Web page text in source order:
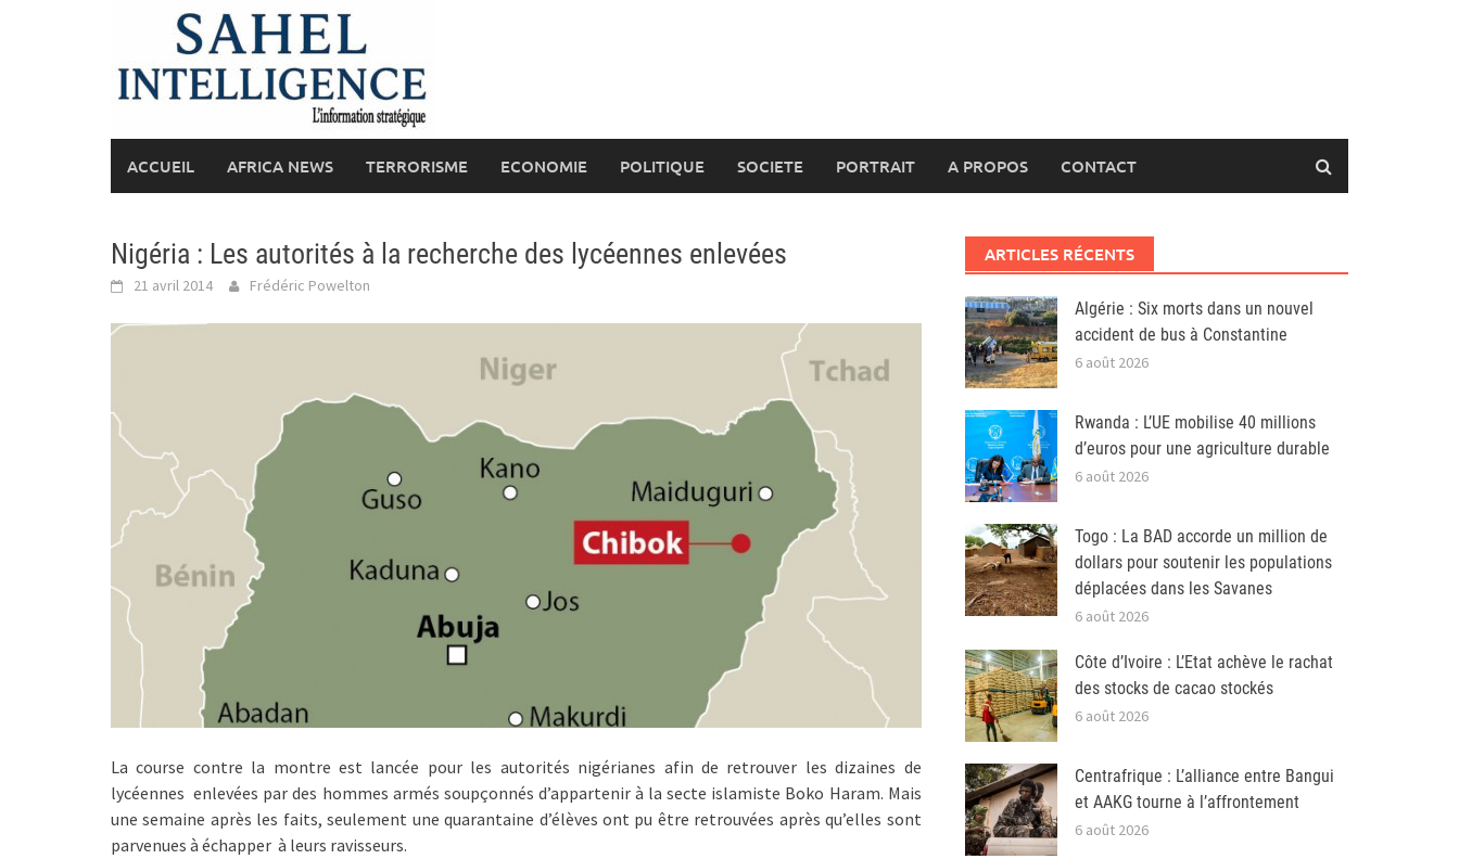
ACCUEIL AFRICA NEWS TERRORISME ECONOMIE POLITIQUE SOCIETE PORTRAIT A PROPOS CONTACT
Nigéria : Les autorités à la recherche des lycéennes enlevées
21 avril 2014 Frédéric Powelton
La course contre la montre est lancée pour les autorités nigérianes afin de retrouver les dizaines de
lycéennes enlevées par des hommes armés soupçonnés d’appartenir à la secte islamiste Boko Haram. Mais
une semaine après les faits, seulement une quarantaine d’élèves ont pu être retrouvées après qu’elles sont
parvenues à échapper à leurs ravisseurs.
ARTICLES RÉCENTS
Algérie : Six morts dans un nouvel
accident de bus à Constantine
6 août 2026
Rwanda : L’UE mobilise 40 millions
d’euros pour une agriculture durable
6 août 2026
Togo : La BAD accorde un million de
dollars pour soutenir les populations
déplacées dans les Savanes
6 août 2026
Côte d’Ivoire : L’Etat achève le rachat
des stocks de cacao stockés
6 août 2026
Centrafrique : L’alliance entre Bangui
et AAKG tourne à l’affrontement
6 août 2026